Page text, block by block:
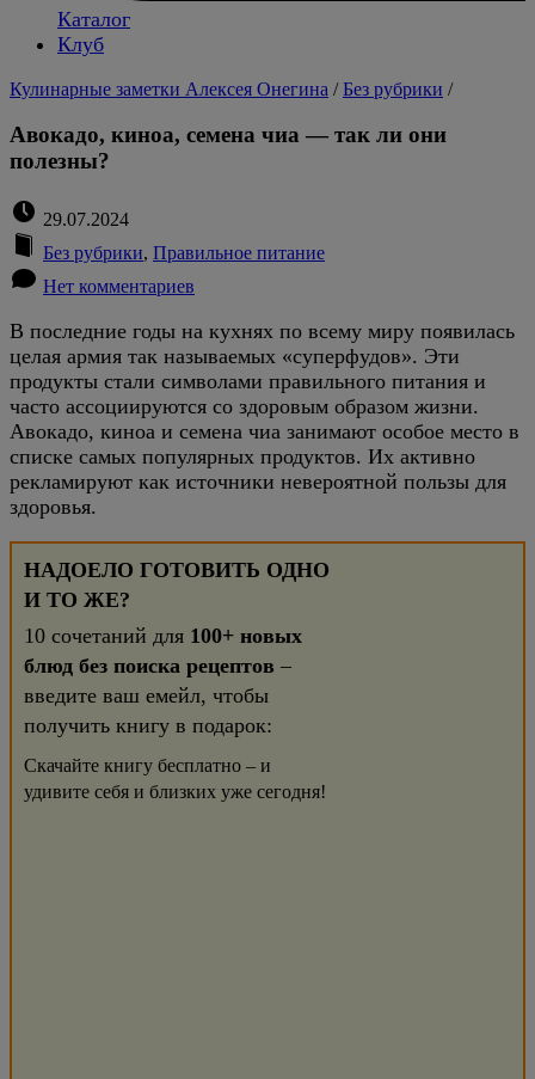
Каталог
Клуб
Кулинарные заметки Алексея Онегина /Без рубрики /
Авокадо, киноа, семена чиа — так ли они
полезны?
29.07.2024
Без рубрики, Правильное питание
Нет комментариев
В последние годы на кухнях по всему миру появилась
целая армия так называемых «суперфудов». Эти
продукты стали символами правильного питания и
часто ассоциируются со здоровым образом жизни.
Авокадо, киноа и семена чиа занимают особое место в
списке самых популярных продуктов. Их активно
рекламируют как источники невероятной пользы для
здоровья.
НАДОЕЛО ГОТОВИТЬ ОДНО
И ТО ЖЕ?
10 сочетаний для 100+ новых
блюд без поиска рецептов –
введите ваш емейл, чтобы
получить книгу в подарок:
Скачайте книгу бесплатно – и
удивите себя и близких уже сегодня!